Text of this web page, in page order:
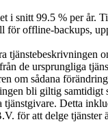
i snitt 99.5 % per år.
för offline-backups,
tjänstebeskrivningen
de ursprungliga
om sådana
bli giltig samtidigt
Detta
för att delge